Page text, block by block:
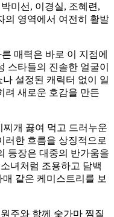
미선, 이경실, 조혜련,
의 영역에서 여전히 활발
매력은 바로 이 지점에
스타들의 진솔한 얼굴이
설정된 캐릭터 없이 일
려 새로운 호감을 만든
찌개 끓여 먹고 드러누운
러한 흐름을 상징적으로
등장은 대중의 반가움을
녀처럼 조용하고 담백
같은 케미스트리를 보
주와 함께 숯가마 찜질